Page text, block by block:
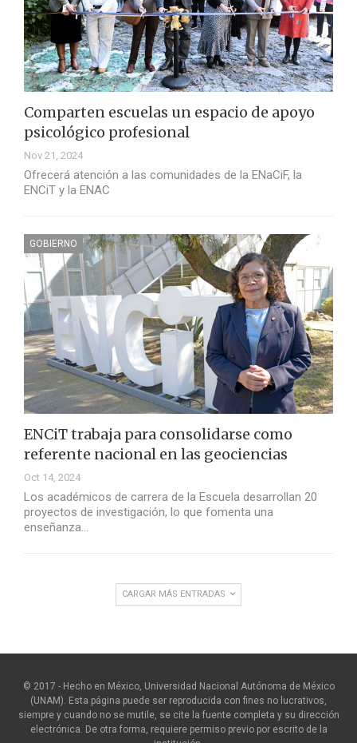
Comparten escuelas un espacio de apoyo
psicológico profesional
Nov 21, 2024
Ofrecerá atención a las comunidades de la ENaCiF, la
ENCiT y la ENAC
GOBIERNO
ENCiT trabaja para consolidarse como
referente nacional en las geociencias
Oct 14, 2024
Los académicos de carrera de la Escuela desarrollan 20
proyectos de investigación, lo que fomenta una
enseñanza…
CARGAR MÁS ENTRADAS
© 2017 - Hecho en México, Universidad Nacional Autónoma de México
(UNAM). Esta página puede ser reproducida con fines no lucrativos,
siempre y cuando no se mutile, se cite la fuente completa y su dirección
electrónica. De otra forma, requiere permiso previo por escrito de la